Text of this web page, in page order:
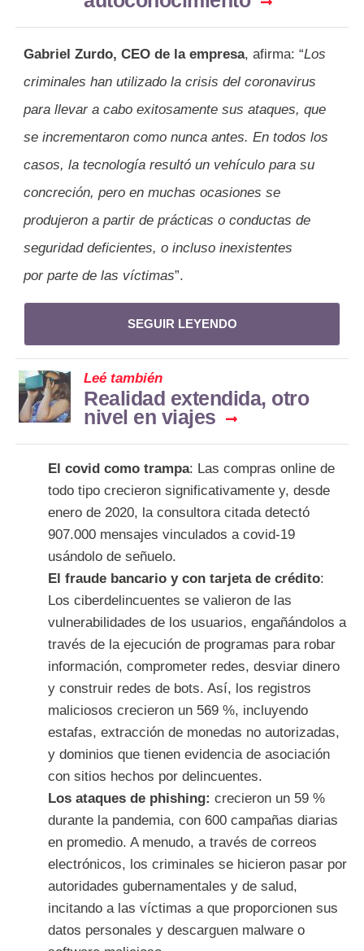
Gabriel Zurdo, CEO de la empresa, afirma: “Los
criminales han utilizado la crisis del coronavirus
para llevar a cabo exitosamente sus ataques, que
se incrementaron como nunca antes. En todos los
casos, la tecnología resultó un vehículo para su
concreción, pero en muchas ocasiones se
produjeron a partir de prácticas o conductas de
seguridad deficientes, o incluso inexistentes
por parte de las víctimas”.
SEGUIR LEYENDO
Leé también
Realidad extendida, otro
nivel en viajes
El covid como trampa: Las compras online de
todo tipo crecieron significativamente y, desde
enero de 2020, la consultora citada detectó
907.000 mensajes vinculados a covid-19
usándolo de señuelo.
El fraude bancario y con tarjeta de crédito:
Los ciberdelincuentes se valieron de las
vulnerabilidades de los usuarios, engañándolos a
través de la ejecución de programas para robar
información, comprometer redes, desviar dinero
y construir redes de bots. Así, los registros
maliciosos crecieron un 569 %, incluyendo
estafas, extracción de monedas no autorizadas,
y dominios que tienen evidencia de asociación
con sitios hechos por delincuentes.
Los ataques de phishing: crecieron un 59 %
durante la pandemia, con 600 campañas diarias
en promedio. A menudo, a través de correos
electrónicos, los criminales se hicieron pasar por
autoridades gubernamentales y de salud,
incitando a las víctimas a que proporcionen sus
datos personales y descarguen malware o